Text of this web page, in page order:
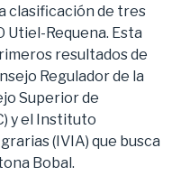
clasificación de tres
Utiel-Requena. Esta
resultados de
Regulador de la
Superior de
y el Instituto
(IVIA) que busca
Bobal.